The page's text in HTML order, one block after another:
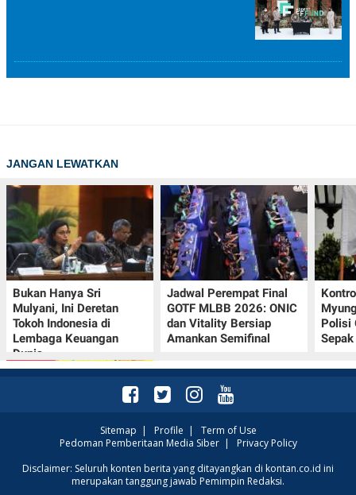
JANGAN LEWATKAN
Bukan Hanya Sri
Mulyani, Ini Deretan
Tokoh Indonesia di
Lembaga Keuangan
Dunia
Jadwal Perempat Final
GOTF MLBB 2026: ONIC
dan Vitality Bersiap
Amankan Semifinal
Polisi
Promo JSM Alfamart 7–
9 Agustus 2026, Minyak
Sitemap | Profile | Term of Use
Pedoman Pemberitaan Media Siber| Privacy Policy
Disclaimer: Seluruh konten berita yang ditayangkan di kontan.co.id ini
merupakan tanggung jawab Pemimpin Redaksi.